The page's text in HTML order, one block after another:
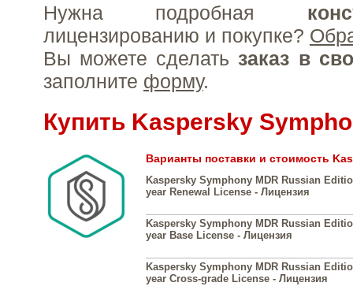
Нужна подробная
лицензированию и покупке?
Вы можете сделать заказ в
заполните форму.
Купить Kaspersky
Варианты поставки и стоимость
Kaspersky Symphony MDR Russian
year Renewal License - Лицензия
Kaspersky Symphony MDR Russian
year Base License - Лицензия
Kaspersky Symphony MDR Russian
year Cross-grade License - Лицензия